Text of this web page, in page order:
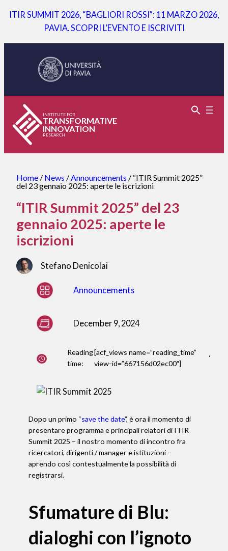
Skip
Are
MOMENTOUS
CHANGE?
Take
survey
Innovation,
Transformation
and
leaders
ADOZIONE
PARTECIPA
RICERCA
ITIR
RICEVI
REPORT
COMPLETO
ALTRI
VANTAGGI
ITIR SUMMIT 2026, “BAGLIORI ROSSI”: 11 MARZO 2026,
PAVIA. SCOPRI L’EVENTO E ISCRIVITI
INSTITUTE FOR
TRANSFORMATIVE
INNOVATION
RESEARCH
Home / News /Announcements / “ITIR Summit 2025”
del 23 gennaio 2025: aperte le iscrizioni
“ITIR Summit 2025” del 23
gennaio 2025: aperte le
iscrizioni
Stefano Denicolai
Announcements
December 9, 2024
Reading
time:
[acf_views name=”reading_time”
view-id=”667156d02ec00″]
‘
Dopo un primo “save the date”, è ora il momento di
presentare programma e principali relatori di ITIR
Summit 2025 – il nostro momento di incontro fra
ricercatori, dirigenti / manager e istituzioni –
aprendo così contestualmente la possibilità di
registrarsi.
Sfumature di Blu:
dialoghi con l’ignoto